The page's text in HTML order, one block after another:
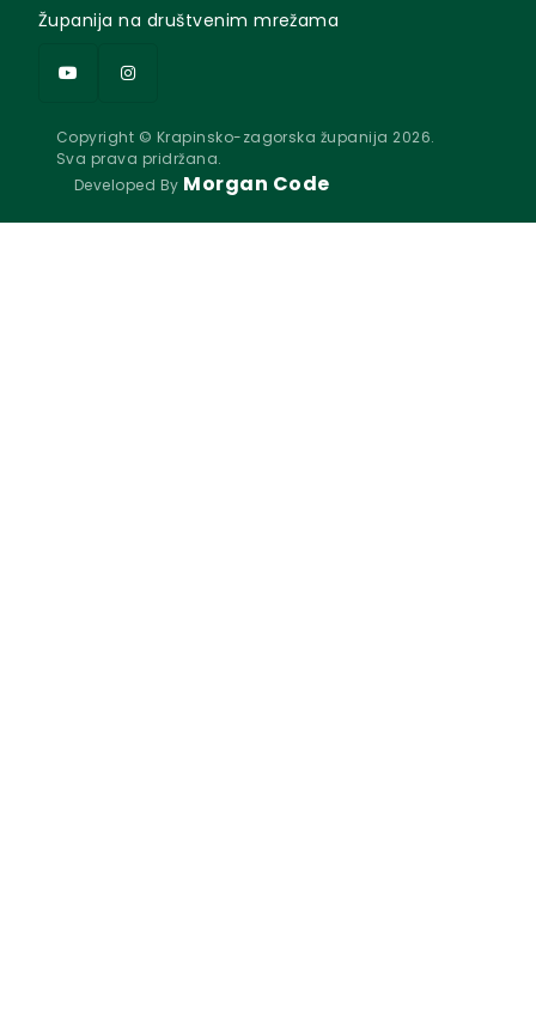
Županija na društvenim mrežama
Copyright © Krapinsko-zagorska županija 2026.
Sva prava pridržana.
Developed By Morgan Code